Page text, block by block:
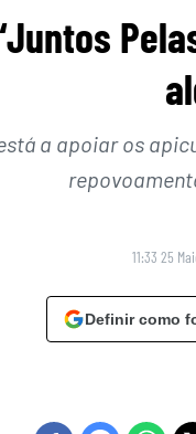
a apoiar os
11:33 25
Definir como